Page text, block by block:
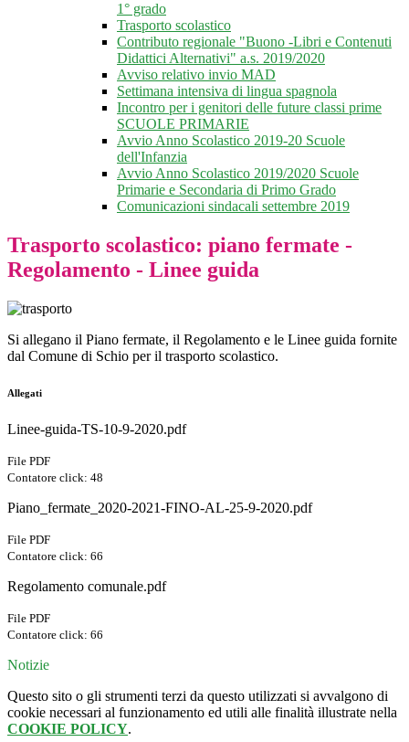
1° grado
Trasporto scolastico
Contributo regionale "Buono -Libri e Contenuti
Didattici Alternativi" a.s. 2019/2020
Avviso relativo invio MAD
Settimana intensiva di lingua spagnola
Incontro per i genitori delle future classi prime
SCUOLE PRIMARIE
Avvio Anno Scolastico 2019-20 Scuole
dell'Infanzia
Avvio Anno Scolastico 2019/2020 Scuole
Primarie e Secondaria di Primo Grado
Comunicazioni sindacali settembre 2019
Trasporto scolastico: piano fermate -
Regolamento - Linee guida
Si allegano il Piano fermate, il Regolamento e le Linee guida fornite
dal Comune di Schio per il trasporto scolastico.
Allegati
Linee-guida-TS-10-9-2020.pdf
File PDF
Contatore click: 48
Piano_fermate_2020-2021-FINO-AL-25-9-2020.pdf
File PDF
Contatore click: 66
Regolamento comunale.pdf
File PDF
Contatore click: 66
Notizie
Questo sito o gli strumenti terzi da questo utilizzati si avvalgono di
cookie necessari al funzionamento ed utili alle finalità illustrate nella
COOKIE POLICY.